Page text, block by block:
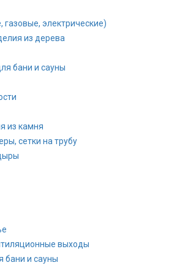
электрические)
из дерева
бани и сауны
из камня
сетки на трубу
выходы
бани и сауны